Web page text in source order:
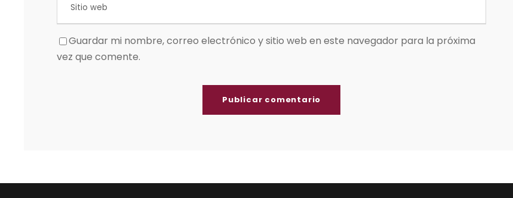
Guardar mi nombre, correo electrónico y sitio web en este navegador para la próxima
vez que comente.